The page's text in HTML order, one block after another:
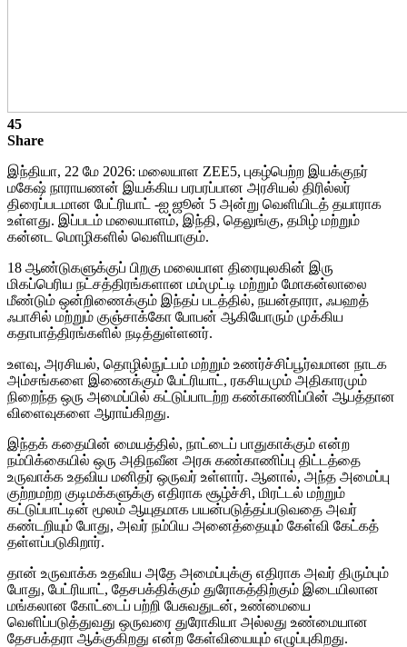
45
Share
இந்தியா, 22 மே 2026: மலையாள ZEE5, புகழ்பெற்ற இயக்குநர்
மகேஷ் நாராயணன் இயக்கிய பரபரப்பான அரசியல் திரில்லர்
திரைப்படமான பேட்ரியாட் -ஐ ஜூன் 5 அன்று வெளியிடத் தயாராக
உள்ளது. இப்படம் மலையாளம், இந்தி, தெலுங்கு, தமிழ் மற்றும்
கன்னட மொழிகளில் வெளியாகும்.
18 ஆண்டுகளுக்குப் பிறகு மலையாள திரையுலகின் இரு
மிகப்பெரிய நட்சத்திரங்களான மம்முட்டி மற்றும் மோகன்லாலை
மீண்டும் ஒன்றிணைக்கும் இந்தப் படத்தில், நயன்தாரா, ஃபஹத்
ஃபாசில் மற்றும் குஞ்சாக்கோ போபன் ஆகியோரும் முக்கிய
கதாபாத்திரங்களில் நடித்துள்ளனர்.
உளவு, அரசியல், தொழில்நுட்பம் மற்றும் உணர்ச்சிப்பூர்வமான நாடக
அம்சங்களை இணைக்கும் பேட்ரியாட், ரகசியமும் அதிகாரமும்
நிறைந்த ஒரு அமைப்பில் கட்டுப்பாடற்ற கண்காணிப்பின் ஆபத்தான
விளைவுகளை ஆராய்கிறது.
இந்தக் கதையின் மையத்தில், நாட்டைப் பாதுகாக்கும் என்ற
நம்பிக்கையில் ஒரு அதிநவீன அரசு கண்காணிப்பு திட்டத்தை
உருவாக்க உதவிய மனிதர் ஒருவர் உள்ளார். ஆனால், அந்த அமைப்பு
குற்றமற்ற குடிமக்களுக்கு எதிராக சூழ்ச்சி, மிரட்டல் மற்றும்
கட்டுப்பாட்டின் மூலம் ஆயுதமாக பயன்படுத்தப்படுவதை அவர்
கண்டறியும் போது, அவர் நம்பிய அனைத்தையும் கேள்வி கேட்கத்
தள்ளப்படுகிறார்.
தான் உருவாக்க உதவிய அதே அமைப்புக்கு எதிராக அவர் திரும்பும்
போது, பேட்ரியாட், தேசபக்திக்கும் துரோகத்திற்கும் இடையிலான
மங்கலான கோட்டைப் பற்றி பேசுவதுடன், உண்மையை
வெளிப்படுத்துவது ஒருவரை துரோகியா அல்லது உண்மையான
தேசபக்தரா ஆக்குகிறது என்ற கேள்வியையும் எழுப்புகிறது.